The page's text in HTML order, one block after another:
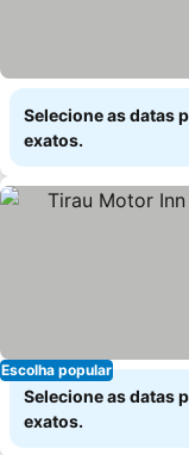
Selecione as datas
exatos.
Escolha popular
Selecione as datas
exatos.